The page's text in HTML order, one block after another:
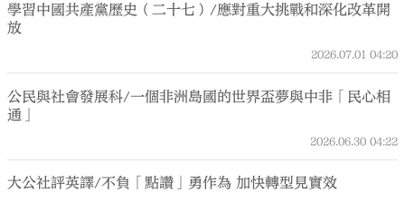
學習中國共產黨歷史（二十七）/應對重大挑戰和深化改革開
放
2026.07.01 04:20
公民與社會發展科/一個非洲島國的世界盃夢與中非「民心相
通」
2026.06.30 04:22
大公社評英譯/不負「點讚」勇作為 加快轉型見實效